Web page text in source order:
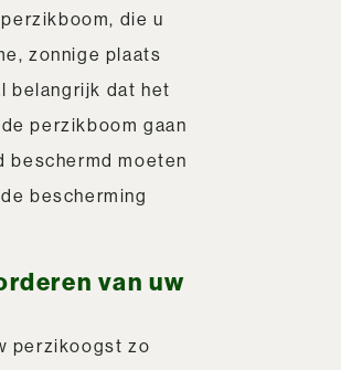
die u
zonnige plaats
belangrijk dat het
deperzikboom gaan
beschermd moeten
bescherming
van uw
perzikoogst zo